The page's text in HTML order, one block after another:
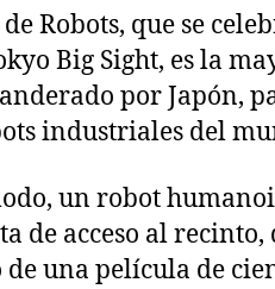
Robots, que se
Big Sight, es la
por Japón,
industriales del
un robot
de acceso al recinto,
una película de